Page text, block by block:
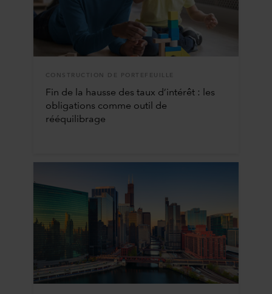
CONSTRUCTION DE PORTEFEUILLE
Fin de la hausse des taux d’intérêt : les
obligations comme outil de
rééquilibrage